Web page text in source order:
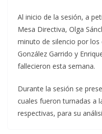
Al inicio de la sesión, a
Mesa Directiva, Olga
minuto de silencio por
González Garrido y
fallecieron esta semana.
Durante la sesión se
cuales fueron turnadas a
respectivas, para su